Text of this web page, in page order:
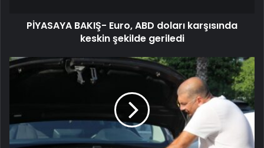
PİYASAYA BAKIŞ- Euro, ABD doları karşısında
keskin şekilde geriledi